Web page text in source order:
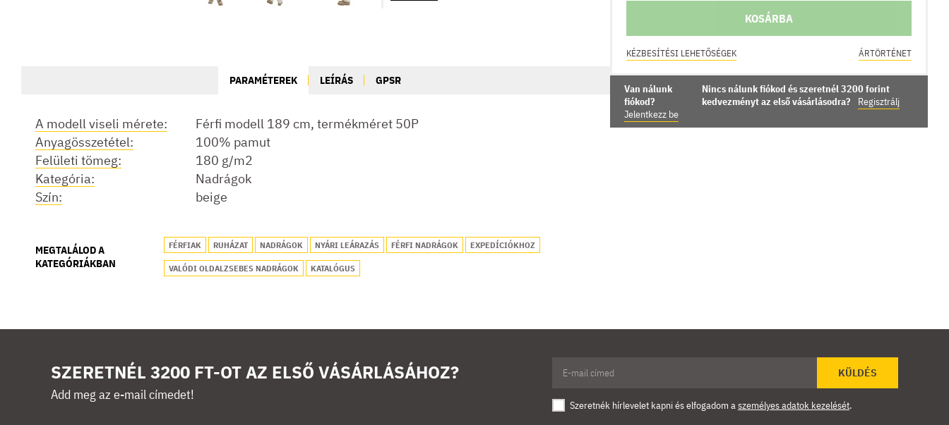
KOSÁRBA
KÉZBESÍTÉSI LEHETŐSÉGEK ÁRTÖRTÉNET
Van nálunk
fiókod?
Jelentkezz be
Nincs nálunk fiókod és szeretnél 3200 forint
kedvezményt az első vásárlásodra?
Regisztrálj
PARAMÉTEREK LEÍRÁS GPSR
A modell viseli mérete:
Férfi modell 189 cm, termékméret 50P
Anyagösszetétel:
100% pamut
Felületi tömeg:
180 g/m2
Kategória:
Nadrágok
Szín:
beige
MEGTALÁLOD A
KATEGÓRIÁKBAN
FÉRFIAK RUHÁZAT NADRÁGOK NYÁRI LEÁRAZÁS FÉRFI NADRÁGOK EXPEDÍCIÓKHOZ
VALÓDI OLDALZSEBES NADRÁGOK KATALÓGUS
SZERETNÉL 3200 FT-OT AZ ELSŐ VÁSÁRLÁSÁHOZ?
Add meg az e-mail címedet!
KÜLDÉS
Szeretnék hírlevelet kapni és elfogadom aszemélyes adatok kezelését.